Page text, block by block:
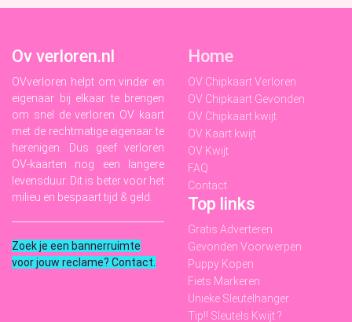
Ov verloren.nl
OVverloren helpt om vinder en
eigenaar bij elkaar te brengen
om snel de verloren OV kaart
met de rechtmatige eigenaar te
herenigen. Dus geef verloren
OV-kaarten nog een langere
levensduur. Dit is beter voor het
milieu en bespaart tijd & geld.
Zoek je een bannerruimte
voor jouw reclame? Contact
Home
OV Chipkaart Verloren
OV Chipkaart Gevonden
OV Chipkaart kwijt
OV Kaart kwijt
OV Kwijt
FAQ
Contact
Top links
Gratis Adverteren
Gevonden Voorwerpen
Puppy Kopen
Fiets Markeren
Unieke Sleutelhanger
Tip!! Sleutels Kwijt ?